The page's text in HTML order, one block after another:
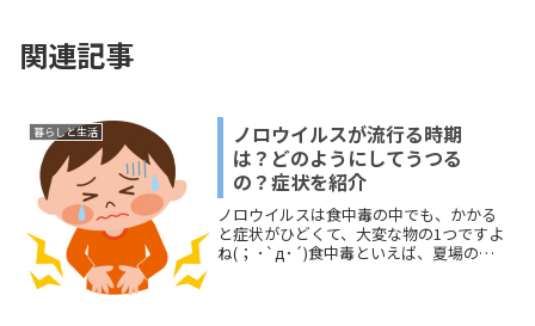
関連記事
暮らしと生活
ノロウイルスが流行る時期
は？どのようにしてうつる
の？症状を紹介
ノロウイルスは食中毒の中でも、かかる
と症状がひどくて、大変な物の1つですよ
ね(； ･`д･´)食中毒といえば、夏場のイ